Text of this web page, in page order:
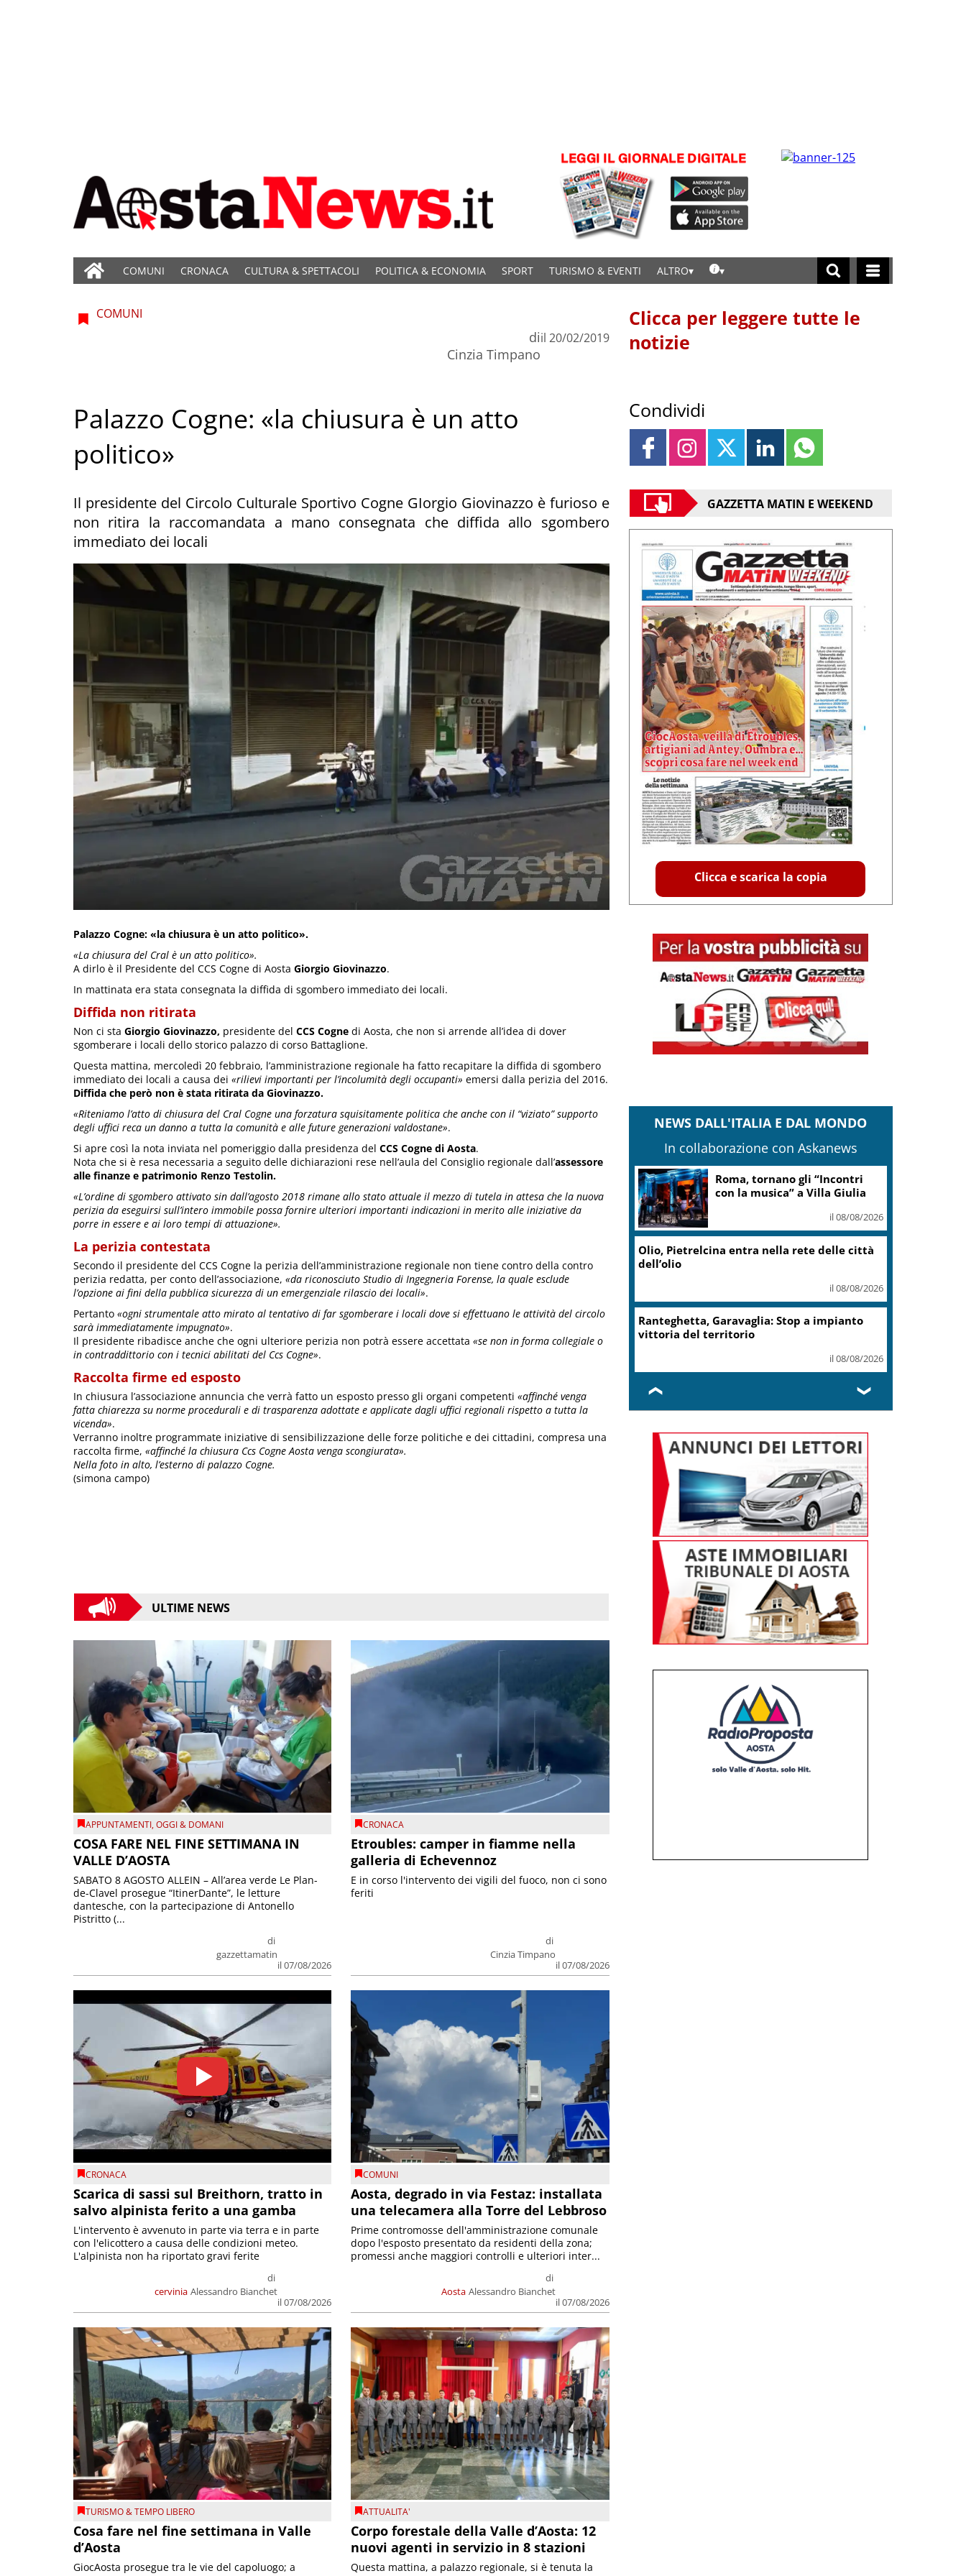
COMUNI CRONACA CULTURA & SPETTACOLI POLITICA & ECONOMIA SPORT TURISMO & EVENTI ALTRO
COMUNI
di
Cinzia Timpano
il 20/02/2019
Palazzo Cogne: «la chiusura è un atto
politico»
Il presidente del Circolo Culturale Sportivo Cogne GIorgio Giovinazzo è furioso e
non ritira la raccomandata a mano consegnata che diffida allo sgombero
immediato dei locali
Palazzo Cogne: «la chiusura è un atto politico».
«La chiusura del Cral è un atto politico».
A dirlo è il Presidente del CCS Cogne di Aosta Giorgio Giovinazzo.
In mattinata era stata consegnata la diffida di sgombero immediato dei locali.
Diffida non ritirata
Non ci sta Giorgio Giovinazzo, presidente del CCS Cogne di Aosta, che non si arrende all’idea di dover
sgomberare i locali dello storico palazzo di corso Battaglione.
Questa mattina, mercoledì 20 febbraio, l’amministrazione regionale ha fatto recapitare la diffida di sgombero
immediato dei locali a causa dei «rilievi importanti per l’incolumità degli occupanti» emersi dalla perizia del 2016.
Diffida che però non è stata ritirata da Giovinazzo.
«Riteniamo l’atto di chiusura del Cral Cogne una forzatura squisitamente politica che anche con il “viziato” supporto
degli uffici reca un danno a tutta la comunità e alle future generazioni valdostane».
Si apre così la nota inviata nel pomeriggio dalla presidenza del CCS Cogne di Aosta.
Nota che si è resa necessaria a seguito delle dichiarazioni rese nell’aula del Consiglio regionale dall’assessore
alle finanze e patrimonio Renzo Testolin.
«L’ordine di sgombero attivato sin dall’agosto 2018 rimane allo stato attuale il mezzo di tutela in attesa che la nuova
perizia da eseguirsi sull’intero immobile possa fornire ulteriori importanti indicazioni in merito alle iniziative da
porre in essere e ai loro tempi di attuazione».
La perizia contestata
Secondo il presidente del CCS Cogne la perizia dell’amministrazione regionale non tiene contro della contro
perizia redatta, per conto dell’associazione, «da riconosciuto Studio di Ingegneria Forense, la quale esclude
l’opzione ai fini della pubblica sicurezza di un emergenziale rilascio dei locali».
Pertanto «ogni strumentale atto mirato al tentativo di far sgomberare i locali dove si effettuano le attività del circolo
sarà immediatamente impugnato».
Il presidente ribadisce anche che ogni ulteriore perizia non potrà essere accettata «se non in forma collegiale o
in contraddittorio con i tecnici abilitati del Ccs Cogne».
Raccolta firme ed esposto
In chiusura l’associazione annuncia che verrà fatto un esposto presso gli organi competenti «affinché venga
fatta chiarezza su norme procedurali e di trasparenza adottate e applicate dagli uffici regionali rispetto a tutta la
vicenda».
Verranno inoltre programmate iniziative di sensibilizzazione delle forze politiche e dei cittadini, compresa una
raccolta firme, «affinché la chiusura Ccs Cogne Aosta venga scongiurata».
Nella foto in alto, l’esterno di palazzo Cogne.
(simona campo)
ULTIME NEWS
APPUNTAMENTI,OGGI & DOMANI
COSA FARE NEL FINE SETTIMANA IN
VALLE D’AOSTA
di
gazzettamatin
il 07/08/2026
SABATO 8 AGOSTO ALLEIN – All’area verde Le Plan-
de-Clavel prosegue “ItinerDante”, le letture
dantesche, con la partecipazione di Antonello
Pistritto (...
CRONACA
Etroubles: camper in fiamme nella
galleria di Echevennoz
di
Cinzia Timpano
il 07/08/2026
E in corso l'intervento dei vigili del fuoco, non ci sono
feriti
CRONACA
Scarica di sassi sul Breithorn, tratto in
salvo alpinista ferito a una gamba
cervinia
di
Alessandro Bianchet
il 07/08/2026
L'intervento è avvenuto in parte via terra e in parte
con l'elicottero a causa delle condizioni meteo.
L'alpinista non ha riportato gravi ferite
COMUNI
Aosta, degrado in via Festaz: installata
una telecamera alla Torre del Lebbroso
Aosta
di
Alessandro Bianchet
il 07/08/2026
Prime contromosse dell'amministrazione comunale
dopo l'esposto presentato da residenti della zona;
promessi anche maggiori controlli e ulteriori inter...
TURISMO & TEMPO LIBERO
Cosa fare nel fine settimana in Valle
d’Aosta
GiocAosta prosegue tra le vie del capoluogo; a
ATTUALITA'
Corpo forestale della Valle d’Aosta: 12
nuovi agenti in servizio in 8 stazioni
Questa mattina, a palazzo regionale, si è tenuta la
Clicca per leggere tutte le
notizie
Condividi
GAZZETTA MATIN E WEEKEND
Clicca e scarica la copia
NEWS DALL'ITALIA E DAL MONDO
In collaborazione con Askanews
Adyen e GetYourGuide: 15
anni di innovazione per le
il 07/08/2026
il 07/08/2026
Telepass: +20% di interesse
per i viaggi in auto
il 07/08/2026
❮ ❯